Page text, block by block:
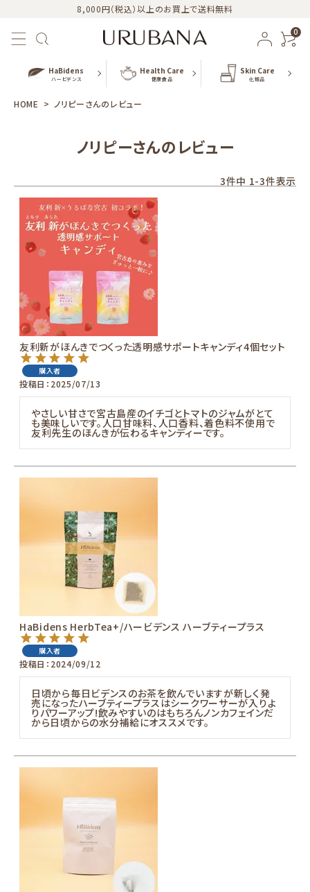
8,000円（税込）以上のお買上で送料無料
0
HaBidens
ハービデンス
Health Care
健康食品
Skin Care
化粧品
新商品
カテゴリー
シリーズ
URUBANAブログ
お知らせ
HOME ノリピーさんのレビュー
ノリピーさんのレビュー
3件中 1-3件表示
友利新がほんきでつくった透明感サポートキャンディ4個セット
購入者
投稿日 2025/07/13
やさしい甘さで宮古島産のイチゴとトマトのジャムがとて
も美味しいです。人口甘味料、人口香料、着色料不使用で
友利先生のほんきが伝わるキャンディーです。
HaBidens HerbTea+/ハービデンス ハーブティープラス
購入者
投稿日 2024/09/12
日頃から毎日ビデンスのお茶を飲んでいますが新しく発
売になったハーブティープラスはシークワーサーが入りよ
りパワーアップ!飲みやすいのはもちろんノンカフェインだ
から日頃からの水分補給にオススメです。